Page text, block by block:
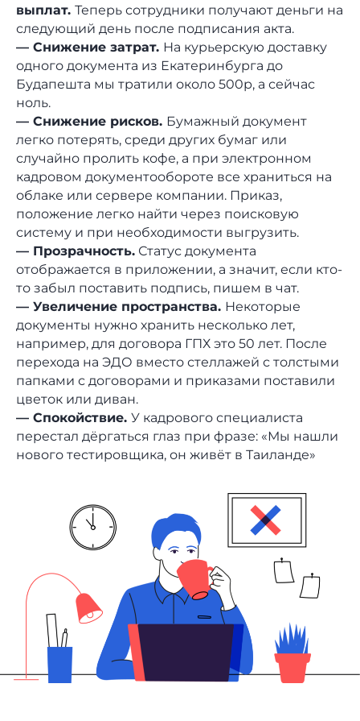
выплат. Теперь сотрудники получают деньги на
следующий день после подписания акта.
— Снижение затрат. На курьерскую доставку
одного документа из Екатеринбурга до
Будапешта мы тратили около 500р, а сейчас
ноль.
— Снижение рисков. Бумажный документ
легко потерять, среди других бумаг или
случайно пролить кофе, а при электронном
кадровом документообороте все храниться на
облаке или сервере компании. Приказ,
положение легко найти через поисковую
систему и при необходимости выгрузить.
— Прозрачность. Статус документа
отображается в приложении, а значит, если кто-
то забыл поставить подпись, пишем в чат.
— Увеличение пространства. Некоторые
документы нужно хранить несколько лет,
например, для договора ГПХ это 50 лет. После
перехода на ЭДО вместо стеллажей с толстыми
папками с договорами и приказами поставили
цветок или диван.
— Спокойствие. У кадрового специалиста
перестал дёргаться глаз при фразе: «Мы нашли
нового тестировщика, он живёт в Таиланде»
Заказать демо